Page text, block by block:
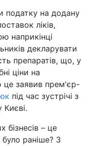
податку на додану
ліків,
наприкінці
декларувати
препаратів, що, у
ціни на
заявив прем'єр-
під час зустрічі з
Києві.
бізнесів – це
раніше? З